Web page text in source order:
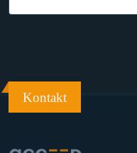
Kontakt